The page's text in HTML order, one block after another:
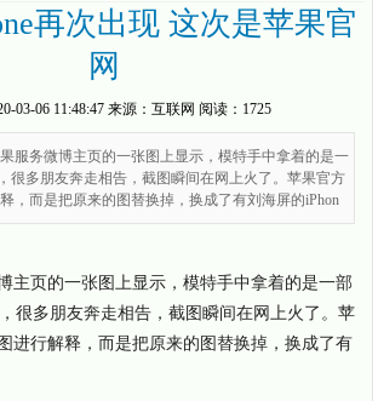
再次出现 这次是苹果官
网
03-06 11:48:47来源： 互联网 阅读：1725
服务微博主页的一张图上显示，模特手中拿着的是一
很多朋友奔走相告，截图瞬间在网上火了。苹果官方
，而是把原来的图替换掉，换成了有刘海屏的iPhon
主页的一张图上显示，模特手中拿着的是一部
很多朋友奔走相告，截图瞬间在网上火了。苹
进行解释，而是把原来的图替换掉，换成了有